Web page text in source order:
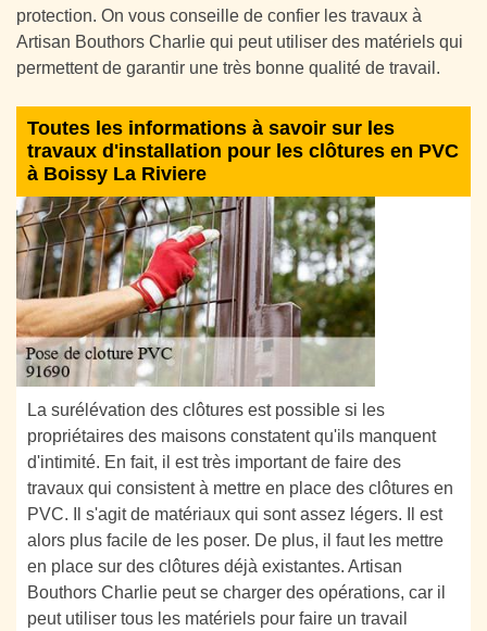
protection. On vous conseille de confier les travaux à
Artisan Bouthors Charlie qui peut utiliser des matériels qui
permettent de garantir une très bonne qualité de travail.
Toutes les informations à savoir sur les
travaux d'installation pour les clôtures en PVC
à Boissy La Riviere
La surélévation des clôtures est possible si les
propriétaires des maisons constatent qu'ils manquent
d'intimité. En fait, il est très important de faire des
travaux qui consistent à mettre en place des clôtures en
PVC. Il s'agit de matériaux qui sont assez légers. Il est
alors plus facile de les poser. De plus, il faut les mettre
en place sur des clôtures déjà existantes. Artisan
Bouthors Charlie peut se charger des opérations, car il
peut utiliser tous les matériels pour faire un travail